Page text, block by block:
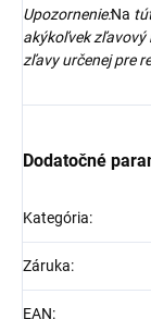
Upozornenie:Na
akýkoľvek zľavový
zľavy určenej pre
Dodatočné
Kategória:
Záruka:
EAN: